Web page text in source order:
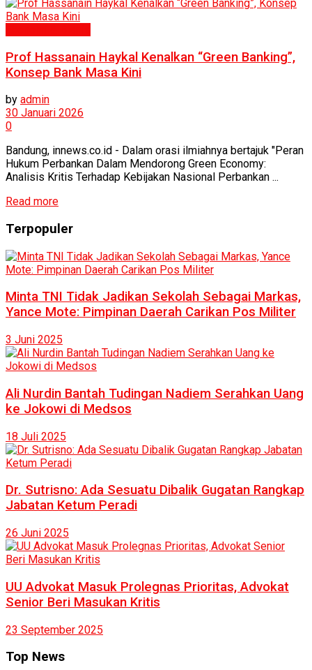
Prof Hassanain Haykal Kenalkan “Green Banking”,
Konsep Bank Masa Kini
by admin
30 Januari 2026
0
Bandung, innews.co.id - Dalam orasi ilmiahnya bertajuk "Peran
Hukum Perbankan Dalam Mendorong Green Economy:
Analisis Kritis Terhadap Kebijakan Nasional Perbankan ...
Read more
Terpopuler
Minta TNI Tidak Jadikan Sekolah Sebagai Markas,
Yance Mote: Pimpinan Daerah Carikan Pos Militer
3 Juni 2025
Ali Nurdin Bantah Tudingan Nadiem Serahkan Uang
ke Jokowi di Medsos
18 Juli 2025
Dr. Sutrisno: Ada Sesuatu Dibalik Gugatan Rangkap
Jabatan Ketum Peradi
26 Juni 2025
UU Advokat Masuk Prolegnas Prioritas, Advokat
Senior Beri Masukan Kritis
23 September 2025
Top News